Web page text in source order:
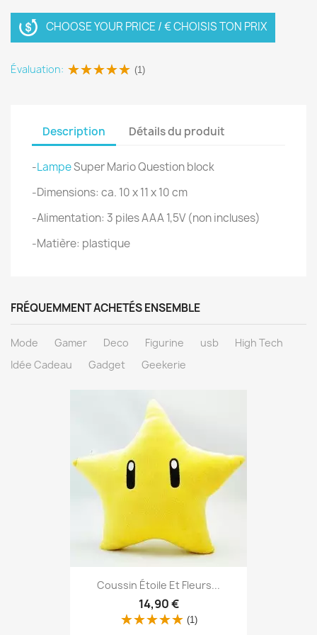
CHOOSE YOUR PRICE / € CHOISIS TON PRIX
Évaluation: (1)
Description Détails du produit
-LampeSuper Mario Question block
-Dimensions: ca. 10 x 11 x 10 cm
-Alimentation: 3 piles AAA 1,5V (non incluses)
-Matière: plastique
FRÉQUEMMENT ACHETÉS ENSEMBLE
Mode Gamer Deco Figurine usb
High Tech
Idée Cadeau
Gadget Geekerie
Aperçu rapide
Coussin Étoile Et Fleurs...
14,90 €
(1)